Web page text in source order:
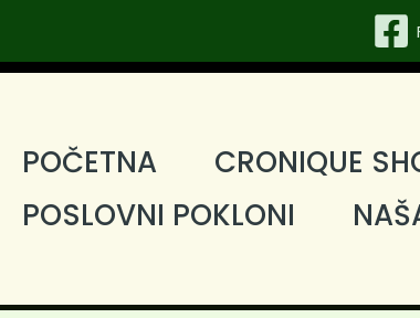
POČETNA CRONIQUE
POSLOVNI POKLONI